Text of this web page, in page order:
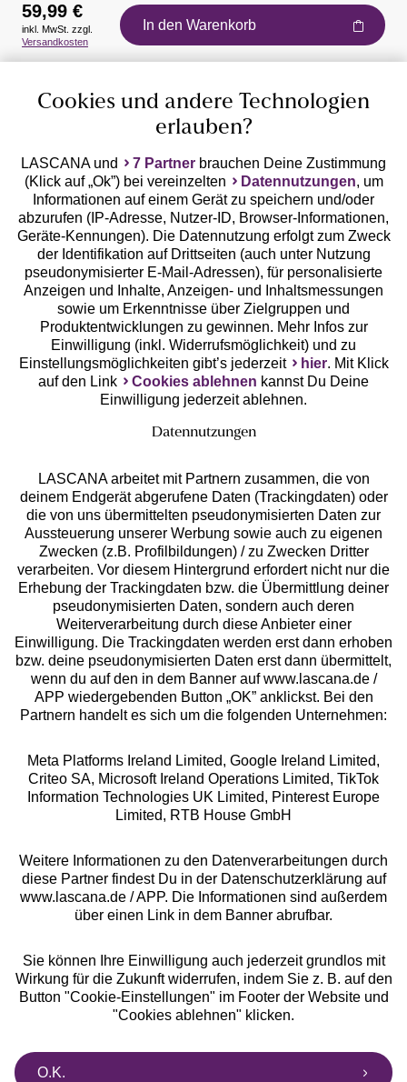
Auszeichnungen
Geprüfte Sicherheit
Unsere Apps
Services
Beratung
Über uns
Rechtliches
Alle Preise inkl. MwSt., zzgl.
Versandkosten
** Bonität vorausgesetzt, berechtigt zur Bonitätsprüfung
59,99 €
inkl. MwSt. zzgl.
Versandkosten
In den Warenkorb
Cookies und andere Technologien
erlauben?
LASCANA und 7 Partner brauchen Deine Zustimmung
(Klick auf „Ok”) bei vereinzelten
Datennutzungen, um
Informationen auf einem Gerät zu speichern und/oder
abzurufen (IP-Adresse, Nutzer-ID, Browser-Informationen,
Geräte-Kennungen). Die Datennutzung erfolgt zum Zweck
der Identifikation auf Drittseiten (auch unter Nutzung
pseudonymisierter E-Mail-Adressen), für personalisierte
Anzeigen und Inhalte, Anzeigen- und Inhaltsmessungen
sowie um Erkenntnisse über Zielgruppen und
Produktentwicklungen zu gewinnen. Mehr Infos zur
Einwilligung (inkl. Widerrufsmöglichkeit) und zu
Einstellungsmöglichkeiten gibt’s jederzeit
hier. Mit Klick
auf den Link
Cookies ablehnen kannst Du Deine
Einwilligung jederzeit ablehnen.
Datennutzungen
LASCANA arbeitet mit Partnern zusammen, die von
deinem Endgerät abgerufene Daten (Trackingdaten) oder
die von uns übermittelten pseudonymisierten Daten zur
Aussteuerung unserer Werbung sowie auch zu eigenen
Zwecken (z.B. Profilbildungen) / zu Zwecken Dritter
verarbeiten. Vor diesem Hintergrund erfordert nicht nur die
Erhebung der Trackingdaten bzw. die Übermittlung deiner
pseudonymisierten Daten, sondern auch deren
Weiterverarbeitung durch diese Anbieter einer
Einwilligung. Die Trackingdaten werden erst dann erhoben
bzw. deine pseudonymisierten Daten erst dann übermittelt,
wenn du auf den in dem Banner auf www.lascana.de /
APP wiedergebenden Button „OK” anklickst. Bei den
Partnern handelt es sich um die folgenden Unternehmen:
Meta Platforms Ireland Limited, Google Ireland Limited,
Criteo SA, Microsoft Ireland Operations Limited, TikTok
Information Technologies UK Limited, Pinterest Europe
Limited, RTB House GmbH
Weitere Informationen zu den Datenverarbeitungen durch
diese Partner findest Du in der Datenschutzerklärung auf
www.lascana.de / APP. Die Informationen sind außerdem
über einen Link in dem Banner abrufbar.
Sie können Ihre Einwilligung auch jederzeit grundlos mit
Wirkung für die Zukunft widerrufen, indem Sie z. B. auf den
Button "Cookie-Einstellungen" im Footer der Website und
"Cookies ablehnen" klicken.
O.K.